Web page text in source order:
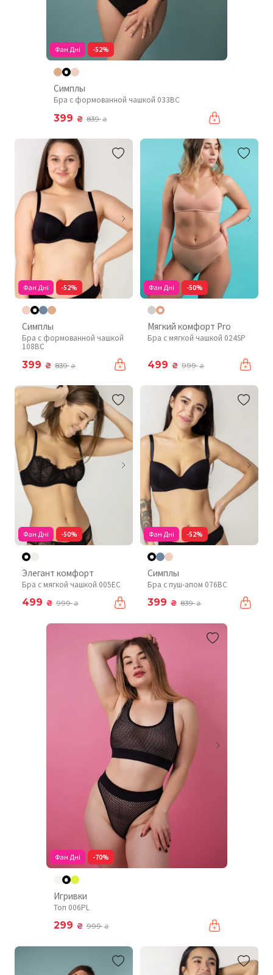
Фан Дні -52%
Симплы
Бра с формованной чашкой 033BC
399 ₴ 839₴
Фан Дні -52%
Симплы
Бра с формованной чашкой
108BC
399 ₴ 839₴
Фан Дні -50%
Мягкий комфорт Pro
Бра с мягкой чашкой 024SP
499 ₴ 999₴
Фан Дні -50%
Элегант комфорт
Бра с мягкой чашкой 005EC
499 ₴ 999₴
Фан Дні -52%
Симплы
Бра с пуш-апом 076BC
399 ₴ 839₴
Фан Дні -70%
Игривки
Топ 006PL
299 ₴ 999₴